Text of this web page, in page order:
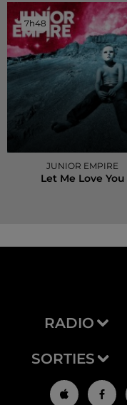
7h48
7h48
JUNIOR EMPIRE
Let Me Love You
RADIO
SORTIES